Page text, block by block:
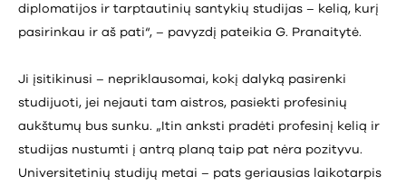
diplomatijos ir tarptautinių santykių studijas – kelią, kurį
pasirinkau ir aš pati“, – pavyzdį pateikia G. Pranaitytė.
Ji įsitikinusi – nepriklausomai, kokį dalyką pasirenki
studijuoti, jei nejauti tam aistros, pasiekti profesinių
aukštumų bus sunku. „Itin anksti pradėti profesinį kelią ir
studijas nustumti į antrą planą taip pat nėra pozityvu.
Universitetinių studijų metai – pats geriausias laikotarpis